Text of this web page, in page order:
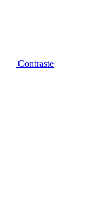
Contraste